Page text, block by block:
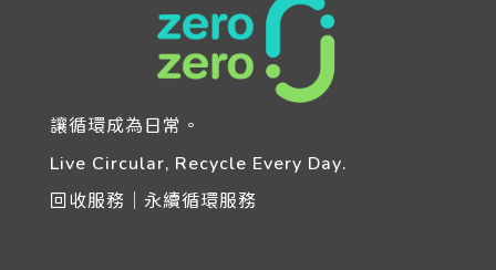
讓循環成為日常。
Live Circular, Recycle Every Day.
回收服務｜永續循環服務